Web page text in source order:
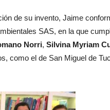
de su invento, Jaime
SAS, en la que
Norri, Silvina Myriam
como el de San Miguel de